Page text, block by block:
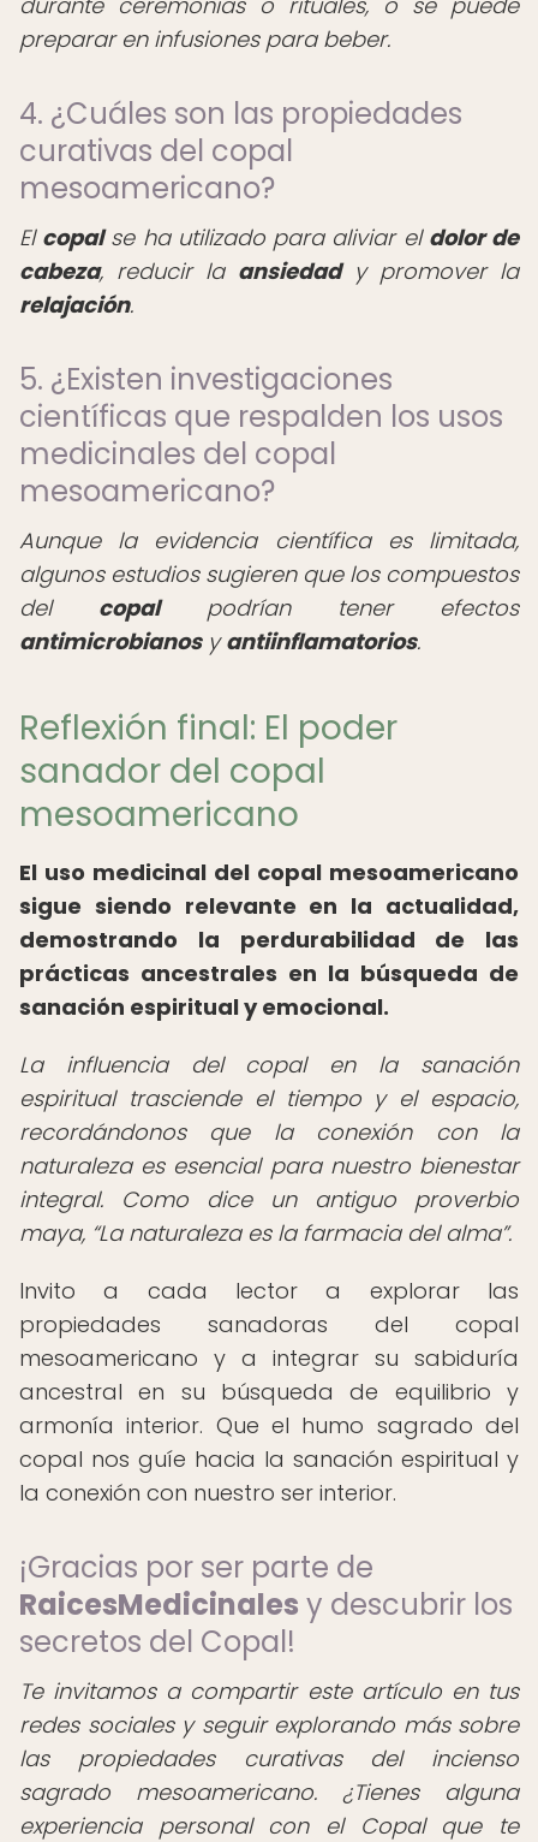
preparar en infusiones para beber.
4. ¿Cuáles son las propiedades
curativas del copal
mesoamericano?
El copalse ha utilizado para aliviar el dolor de
cabeza, reducir la ansiedady promover la
relajación.
5. ¿Existen investigaciones
científicas que respalden los usos
medicinales del copal
mesoamericano?
Aunque la evidencia científica es limitada,
algunos estudios sugieren que los compuestos
del copalpodrían tener efectos
antimicrobianosyantiinflamatorios.
Reflexión final: El poder
sanador del copal
mesoamericano
El uso medicinal del copal mesoamericano
sigue siendo relevante en la actualidad,
demostrando la perdurabilidad de las
prácticas ancestrales en la búsqueda de
sanación espiritual y emocional.
La influencia del copal en la sanación
espiritual trasciende el tiempo y el espacio,
recordándonos que la conexión con la
naturaleza es esencial para nuestro bienestar
integral. Como dice un antiguo proverbio
maya, La naturaleza es la farmacia del alma .
Invito a cada lector a explorar las
propiedades sanadoras del copal
mesoamericano y a integrar su sabiduría
ancestral en su búsqueda de equilibrio y
armonía interior. Que el humo sagrado del
copal nos guíe hacia la sanación espiritual y
la conexión con nuestro ser interior.
¡Gracias por ser parte de
RaicesMedicinales y descubrir los
secretos del Copal!
Te invitamos a compartir este artículo en tus
redes sociales y seguir explorando más sobre
las propiedades curativas del incienso
sagrado mesoamericano. ¿Tienes alguna
experiencia personal con el Copal que te